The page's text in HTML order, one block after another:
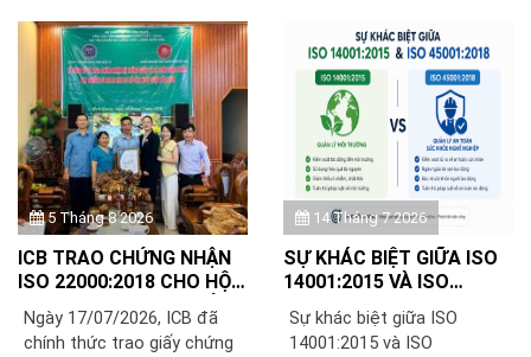
5 Tháng 8 2026
ICB TRAO CHỨNG NHẬN
ISO 22000:2018 CHO HỘ
KINH DOANH RƯỢU HẢI
LUÂN
Ngày 17/07/2026, ICB đã
chính thức trao giấy chứng
14 Tháng 7 2026
SỰ KHÁC BIỆT GIỮA ISO
14001:2015 VÀ ISO
45001:2018
Sự khác biệt giữa ISO
14001:2015 và ISO